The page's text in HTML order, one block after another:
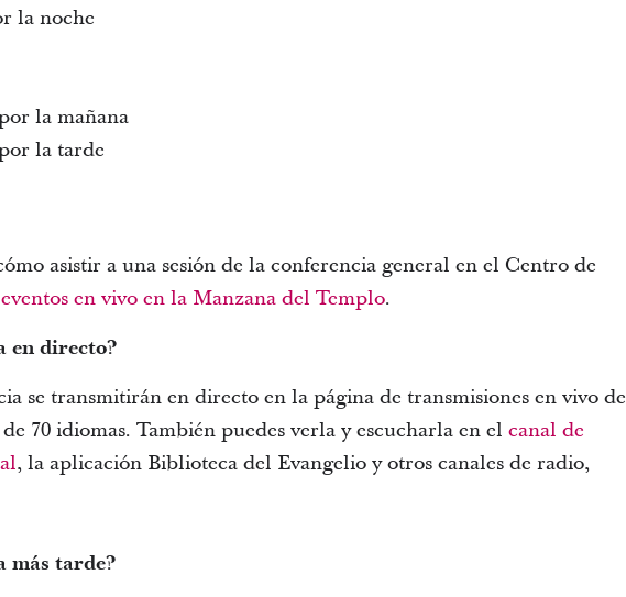
la noche
la mañana
la tarde
asistir a una sesión de la conferencia general en el Centro de
eventos en vivo en la Manzana del Templo.
en directo?
se transmitirán en directo en la página de transmisiones en vivo de
70 idiomas. También puedes verla y escucharla en el canal de
, la aplicación Biblioteca del Evangelio y otros canales de radio,
más tarde?